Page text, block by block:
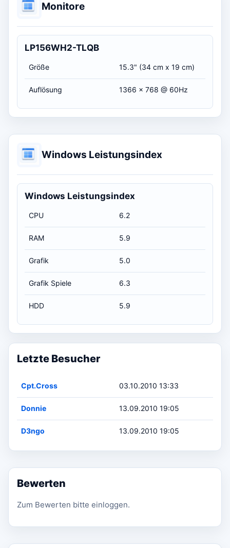
Monitore
LP156WH2-TLQB
Größe 15.3" (34 cm x 19 cm)
Auflösung 1366 x 768 @ 60Hz
Windows Leistungsindex
Windows Leistungsindex
CPU 6.2
RAM 5.9
Grafik 5.0
Grafik Spiele 6.3
HDD 5.9
Letzte Besucher
Cpt.Cross 03.10.2010 13:33
Donnie 13.09.2010 19:05
D3ngo 13.09.2010 19:05
Bewerten
Zum Bewerten bitte einloggen.